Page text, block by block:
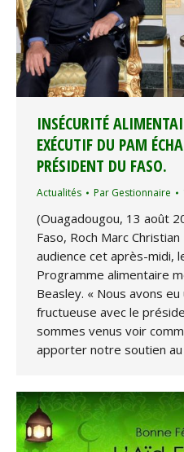
INSÉCURITÉ
EXÉCUTIF DU PAM
PRÉSIDENT DU FASO.
Actualités Par Gestionnaire
(Ouagadougou, 13 août
Faso, Roch Marc
audience cet après-midi,
Programme alimentaire
Beasley. « Nous avons
fructueuse avec le
sommes venus voir
apporter notre soutien